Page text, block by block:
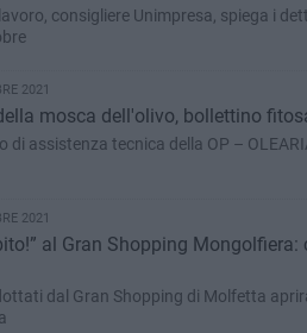
consigliere Unimpresa, spiega i
2021
mosca dell'olivo, bollettino
di assistenza tecnica della OP –
2021
al Gran Shopping
dal Gran Shopping di Molfetta